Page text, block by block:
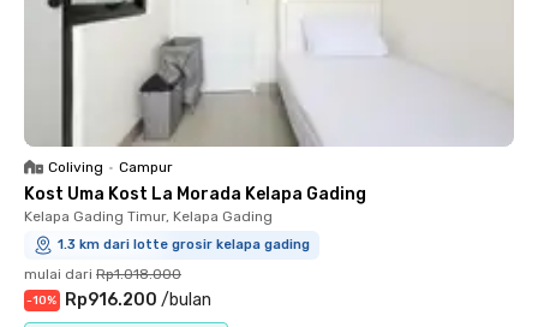
Coliving • Campur
Kost Uma Kost La Morada Kelapa Gading
Kelapa Gading Timur, Kelapa Gading
1.3 km dari lotte grosir kelapa gading
mulai dari Rp1.018.000
-10% Rp916.200 /bulan